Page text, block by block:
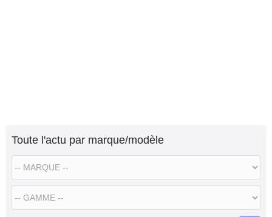
Toute l'actu par marque/modèle